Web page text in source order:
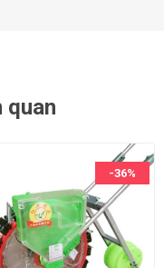
quan
-36%